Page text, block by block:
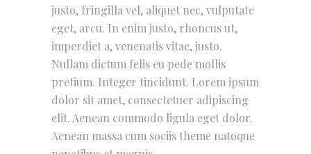
justo, fringilla vel, aliquet nec, vulputate
eget, arcu. In enim justo, rhoncus ut,
imperdiet a, venenatis vitae, justo.
Nullam dictum felis eu pede mollis
pretium. Integer tincidunt. Lorem ipsum
dolor sit amet, consectetuer adipiscing
elit. Aenean commodo ligula eget dolor.
Aenean massa cum sociis theme natoque